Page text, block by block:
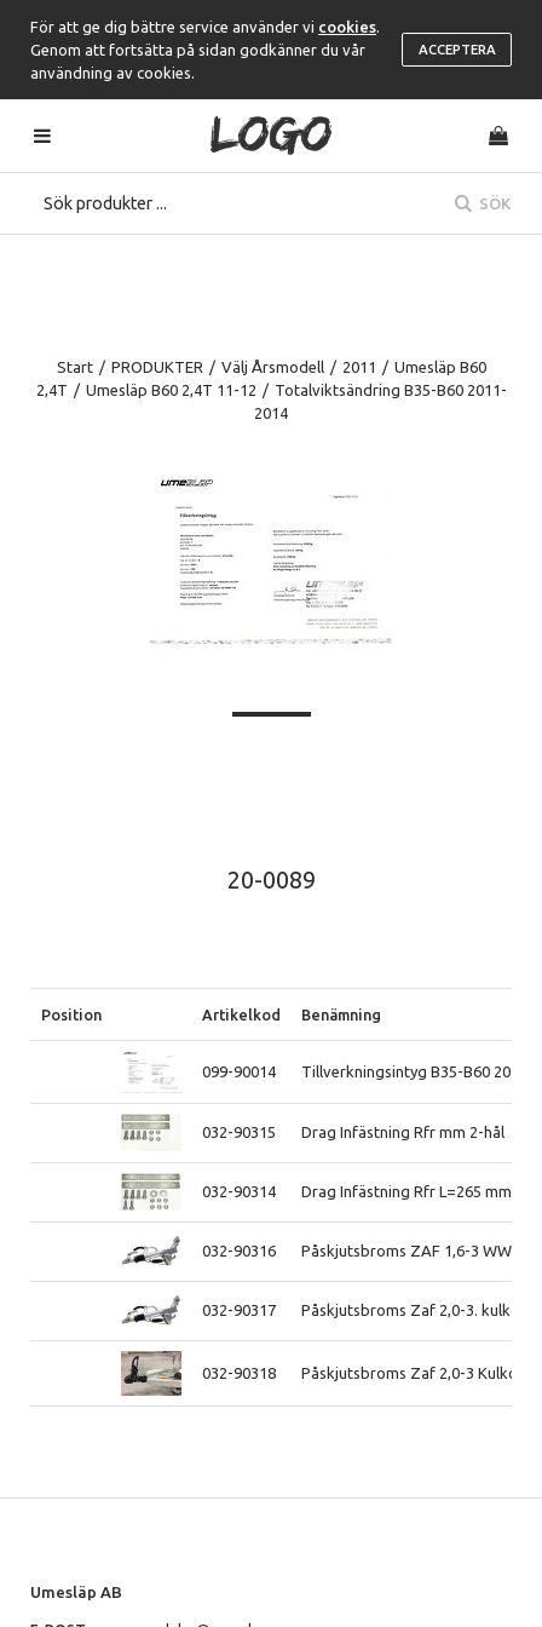
För att ge dig bättre service använder vi cookies
Genom att fortsätta på sidan godkänner du vår
användning av cookies.
ACCEPTERA
SÖK
Start / PRODUKTER / Välj Årsmodell / 2011 / Umesläp B60
2,4T / Umesläp B60 2,4T 11-12 / Totalviktsändring B35-B60 2011-
2014
20-0089
Position Artikelkod Benämning
099-90014 Tillverkningsintyg B35-B60 2011-
032-90315 Drag Infästning Rfr mm 2-hål
032-90314 Drag Infästning Rfr L=265 mm 3-
032-90316 Påskjutsbroms ZAF 1,6-3 WW30K
032-90317 Påskjutsbroms Zaf 2,0-3.
032-90318 Påskjutsbroms Zaf 2,0-3
Umesläp AB